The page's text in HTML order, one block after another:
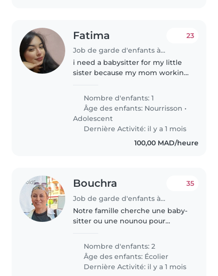
Fatima
Job de garde d'enfants à Marrakech
23
i need a babysitter for my little
sister because my mom working
Nombre d'enfants: 1
Âge des enfants: Nourrisson •
Adolescent
Dernière Activité: il y a 1 mois
100,00 MAD/heure
Bouchra
Job de garde d'enfants à Marrakech
35
Notre famille cherche une baby-
sitter ou une nounou pour
en âge d'aller à l'école primaire.
Ils sont énergiques, sportifs et
très bavards ! Nous avons..
Nombre d'enfants: 2
Âge des enfants: Écolier
Dernière Activité: il y a 1 mois